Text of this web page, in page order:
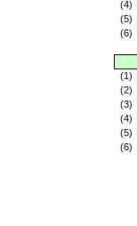
(4)
(5)
(6)
(1)
(2)
(3)
(4)
(5)
(6)